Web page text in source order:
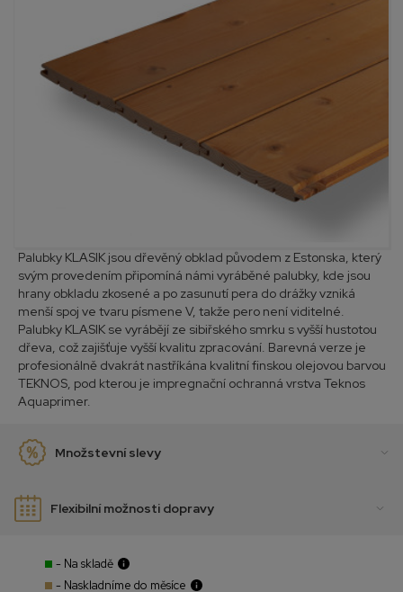
Palubky KLASIK jsou dřevěný obklad původem z Estonska, který
svým provedením připomíná námi vyráběné palubky, kde jsou
hrany obkladu zkosené a po zasunutí pera do drážky vzniká
menší spoj ve tvaru písmene V, takže pero není viditelné.
Palubky KLASIK se vyrábějí ze sibiřského smrku s vyšší hustotou
dřeva, což zajišťuje vyšší kvalitu zpracování. Barevná verze je
profesionálně dvakrát nastříkána kvalitní finskou olejovou barvou
TEKNOS, pod kterou je impregnační ochranná vrstva Teknos
Aquaprimer.
Množstevní slevy
Flexibilní možnosti dopravy
- Na skladě
- Naskladníme do měsíce